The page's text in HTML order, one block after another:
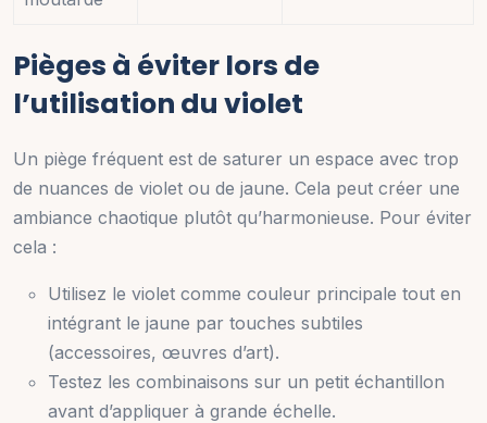
Pièges à éviter lors de
l’utilisation du violet
Un piège fréquent est de saturer un espace avec trop
de nuances de violet ou de jaune. Cela peut créer une
ambiance chaotique plutôt qu’harmonieuse. Pour éviter
cela :
Utilisez le violet comme couleur principale tout en
intégrant le jaune par touches subtiles
(accessoires, œuvres d’art).
Testez les combinaisons sur un petit échantillon
avant d’appliquer à grande échelle.